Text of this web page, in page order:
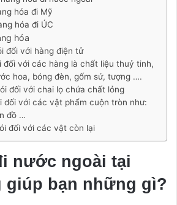
hóa đi Mỹ
hóa đi ÚC
hóa
đối với hàng điện tử
đối với các hàng là chất liệu thuỷ tinh,
hoa, bóng đèn, gốm sứ, tượng ….
đối với chai lọ chứa chất lỏng
đối với các vật phẩm cuộn tròn như:
đồ …
đối với các vật còn lại
nước ngoài tại
giúp bạn những gì?